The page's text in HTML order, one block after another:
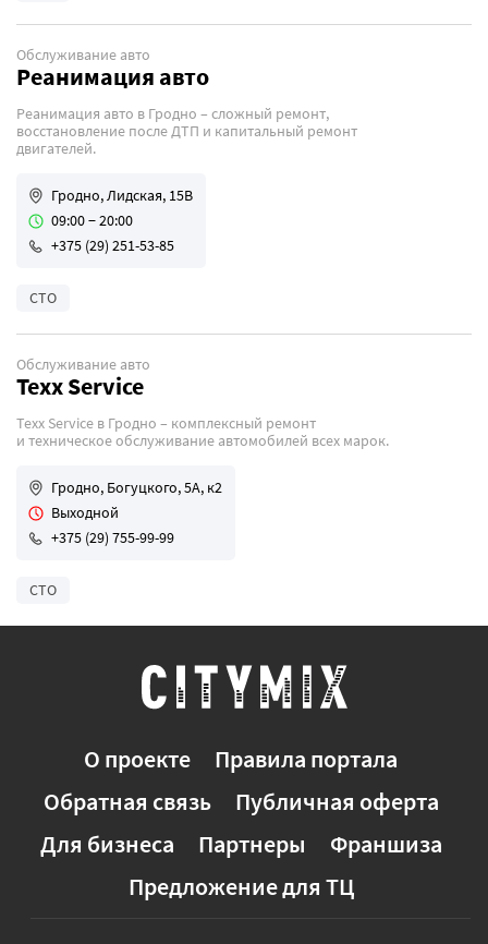
Обслуживание авто
Реанимация авто
Реанимация авто в Гродно – сложный ремонт,
восстановление после ДТП и капитальный ремонт
двигателей.
Гродно, Лидская, 15В
09:00 − 20:00
+375 (29) 251-53-85
СТО
Обслуживание авто
Texx Service
Texx Service в Гродно – комплексный ремонт
и техническое обслуживание автомобилей всех марок.
Гродно, Богуцкого, 5А, к2
Выходной
+375 (29) 755-99-99
СТО
О проекте
Правила портала
Обратная связь
Публичная оферта
Для бизнеса
Партнеры
Франшиза
Предложение для ТЦ